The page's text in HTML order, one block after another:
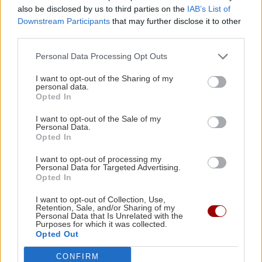
also be disclosed by us to third parties on the IAB’s List of
Downstream Participants that may further disclose it to other
Personal Data Processing Opt Outs
I want to opt-out of the Sharing of my
personal data.
Opted In
I want to opt-out of the Sale of my
Personal Data.
Opted In
I want to opt-out of processing my
Personal Data for Targeted Advertising.
Opted In
I want to opt-out of Collection, Use,
Retention, Sale, and/or Sharing of my
Personal Data that Is Unrelated with the
Purposes for which it was collected.
Opted Out
CONFIRM
22:49
ΑΘΛΗΤΙΚΑ
Europa League: Η Άντερλεχτ νίκησε 1-0 τον
ΠΑΟΚ στην Τούμπα κι όλα θα κριθούν στις
ΑΘΛΗΤΙΚΑ
ΠΟΑ: Ανακοίνωσε την απόκτηση τριών Ιταλών
ποδοσφαιριστών
22:25
ΑΘΛΗΤΙΚΑ
UEFA: «Το μποϊκοτάζ στις διοργανώσεις της
FIFA παραμένει σε ισχύ»
ΑΘΛΗΤΙΚΑ
Europa League: Η ΤΣΣΚΑ Σόφιας διέλυσε 3-0
ΠΕΡΙΣΣΟΤΕΡΑ